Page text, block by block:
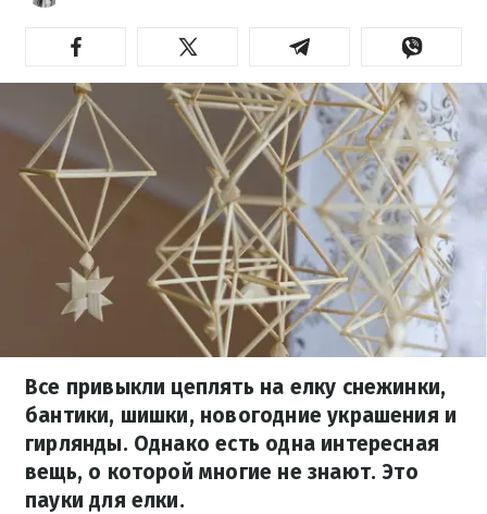
Все привыкли цеплять на елку снежинки,
бантики, шишки, новогодние украшения и
гирлянды. Однако есть одна интересная
вещь, о которой многие не знают. Это
пауки для елки.